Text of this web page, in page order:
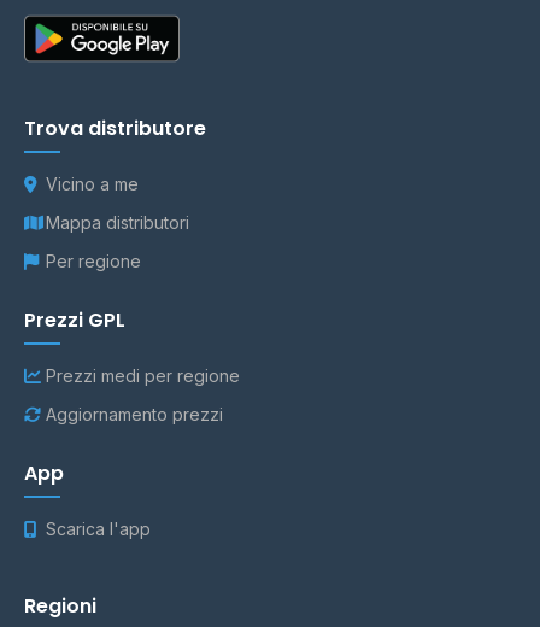
Trova distributore
Vicino a me
Mappa distributori
Per regione
Prezzi GPL
Prezzi medi per regione
Aggiornamento prezzi
App
Scarica l'app
Regioni